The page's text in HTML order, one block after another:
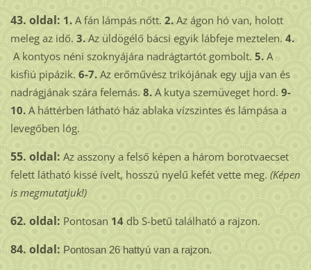
43. oldal:1.A fán lámpás nőtt. 2.Az ágon hó van, holott
meleg az idő.3.Az üldögélő bácsi egyik lábfeje meztelen.4.
A kontyos néni szoknyájára nadrágtartót gombolt. 5.A
kisfiú pipázik. 6-7.Az erőművész trikójának egy ujja van és
nadrágjának szára felemás. 8.A kutya szemüveget hord. 9-
10.A háttérben látható ház ablaka vízszintes és lámpása a
levegőben lóg.
55. oldal:Az asszony a felső képen a három borotvaecset
felett látható kissé ívelt, hosszú nyelű kefét vette meg. (Képen
is megmutatjuk!)
62. oldal: Pontosan 14 db S-betű található a rajzon.
84. oldal: Pontosan 26 hattyú van a rajzon.